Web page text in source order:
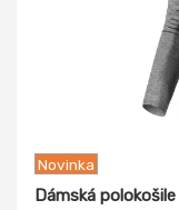
Novinka
Dámská polokošile